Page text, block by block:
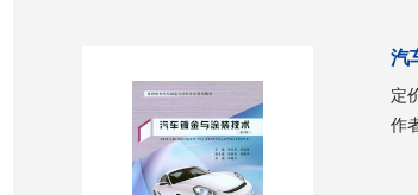
汽
定
作